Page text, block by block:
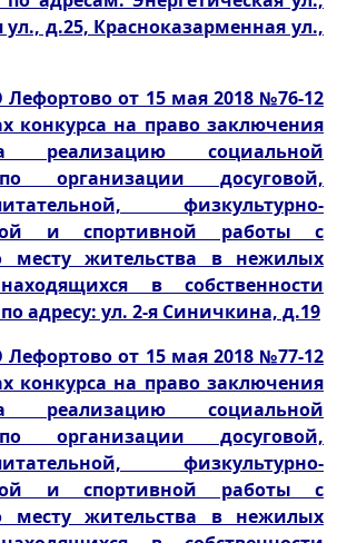
д.25, Красноказарменная ул.,
от 15 мая 2018 №76-12
конкурса на право заключения
реализацию социальной
организации досуговой,
физкультурно-
и спортивной работы с
месту жительства в нежилых
в собственности
адресу: ул. 2-я Синичкина, д.19
от 15 мая 2018 №77-12
конкурса на право заключения
реализацию социальной
организации досуговой,
физкультурно-
и спортивной работы с
месту жительства в нежилых